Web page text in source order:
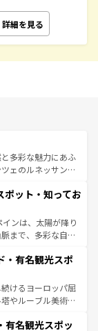
詳細を見る
多彩な魅力にあふ
ェのルネッサンス
マルフィ海岸の絶
合間には、本場の
を堪能することも
べての瞬間を楽し
一覧を参照してほ
ポット・知ってお
ンは、太陽が降り
まで、多彩な自然
メンコ、熱気あふ
の一部となってい
や、バルセロナの
ローマ遺跡や中世
スペインはその個
・有名観光スポ
けるヨーロッパ屈
やルーブル美術館
宮殿、歴史的な大
有名観光スポッ